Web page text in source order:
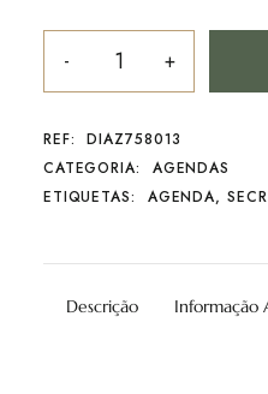
REF:
DIAZ758013
CATEGORIA:
AGENDAS
ETIQUETAS:
AGENDA,
Descrição Informação